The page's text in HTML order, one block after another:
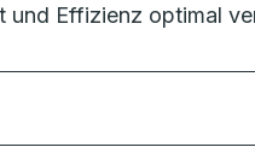
und Effizienz optimal